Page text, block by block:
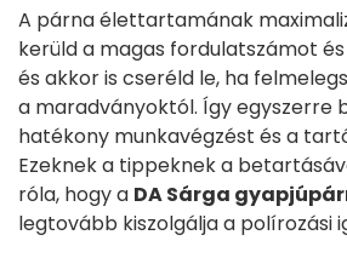
A párna élettartamának
kerüld a magas fordulatszámot
és akkor is cseréld le, ha
a maradványoktól. Így egyszerre
hatékony munkavégzést és a
Ezeknek a tippeknek a
róla, hogy a DA Sárga
legtovább kiszolgálja a polírozási